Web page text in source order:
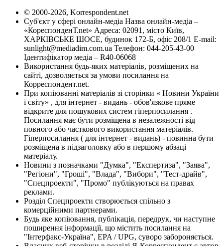
© 2000-2026, Korrespondent.net
Суб'єкт у сфері онлайн-медіа Назва онлайн-медіа –
«КореспонденТ.net» Адреса: 02091, місто Київ,
ХАРКІВСЬКЕ ШОСЕ, будинок 172-Б, офіс 208/1 E-mail:
sunlight@mediadim.com.ua Телефон: 044-205-43-00
Ідентифікатор медіа – R40-06068
Використання будь-яких матеріалів, розміщених на
сайті, дозволяється за умови посилання на
Корреспондент.net.
При копіюванні матеріалів зі сторінки « Новини України
і світу» , для інтернет - видань - обов'язкове пряме
відкрите для пошукових систем гіперпосилання .
Посилання має бути розміщена в незалежності від
повного або часткового використання матеріалів.
Гіперпосилання ( для інтернет - видань) - повинна бути
розміщена в підзаголовку або в першому абзаці
матеріалу.
Новини з позначками "Думка", "Експертиза", "Заява",
"Регіони", "Гроші", "Влада", "Вибори", "Тест-драйв",
"Спецпроекти", "Промо" публікуються на правах
реклами.
Розділ Спецпроекти створюється спільно з
комерційними партнерами.
Будь яке копіювання, публікація, передрук, чи наступне
поширення інформації, що містить посилання на
"Інтерфакс-Україна", EPA / UPG, суворо забороняється.